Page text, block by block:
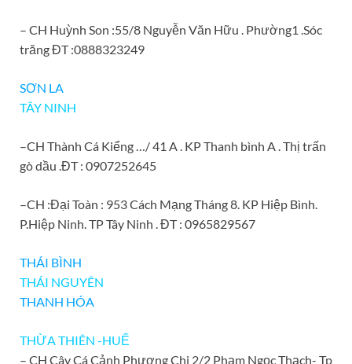
– CH Huỳnh Son :55/8 Nguyễn Văn Hữu . Phường1 .Sóc
trăng ĐT :0888323249
SƠN LA
TÂY NINH
–CH Thành Cá Kiểng …/ 41 A . KP Thanh bình A . Thị trấn
gò dầu .ĐT : 0907252645
–CH :Đại Toàn : 953 Cách Mạng Tháng 8. KP Hiệp Bình.
P.Hiệp Ninh. TP Tây Ninh . ĐT : 0965829567
THÁI BÌNH
THÁI NGUYÊN
THANH HÓA
THỪA THIÊN -HUẾ
– CH Cây Cá Cảnh Phương Chi 2/2 Phạm Ngọc Thạch- Tp